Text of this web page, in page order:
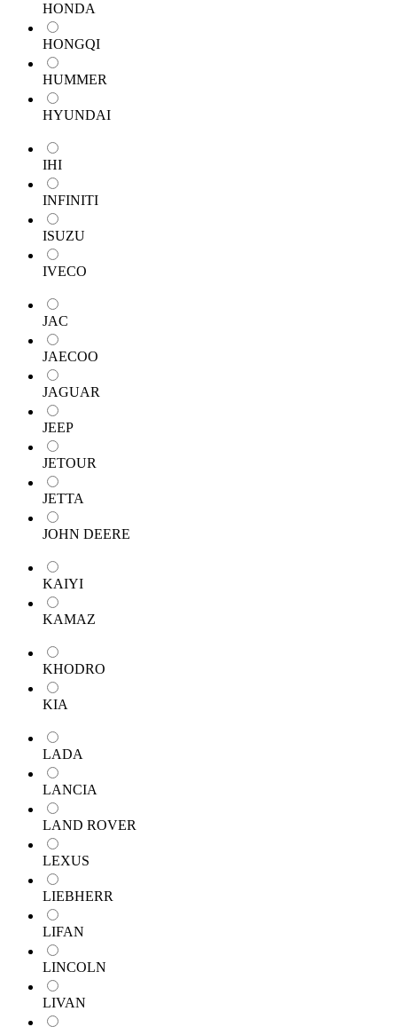
HONDA
HONGQI
HUMMER
HYUNDAI
IHI
INFINITI
ISUZU
IVECO
JAC
JAECOO
JAGUAR
JEEP
JETOUR
JETTA
JOHN DEERE
KAIYI
KAMAZ
KHODRO
KIA
LADA
LANCIA
LAND ROVER
LEXUS
LIEBHERR
LIFAN
LINCOLN
LIVAN